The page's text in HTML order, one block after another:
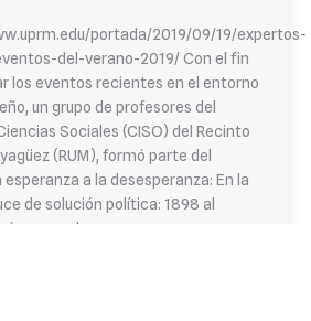
portada/2019/09/19/expertos-
del-verano-2019/ Con el fin
los eventos recientes en el entorno
un grupo de profesores del
Sociales (CISO) del Recinto
(RUM), formó parte del
a la desesperanza: En la
de solución política: 1898 al
general…